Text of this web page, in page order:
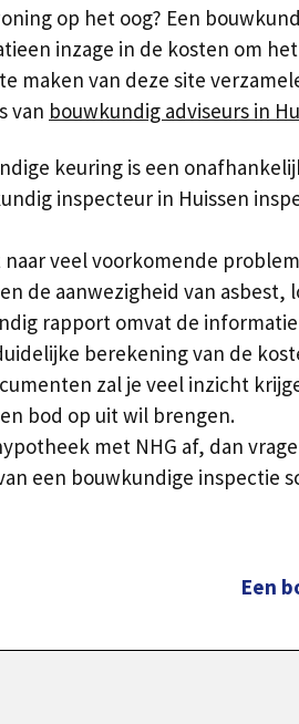
op het oog? Een
inzage in de kosten om
maken van deze site
van bouwkundig adviseurs in
keuring is een
inspecteur in Huissen
veel voorkomende
de aanwezigheid van asbest,
rapport omvat de
berekening van de
zal je veel inzicht
bod op uit wil brengen.
met NHG af, dan
een bouwkundige inspectie
Een